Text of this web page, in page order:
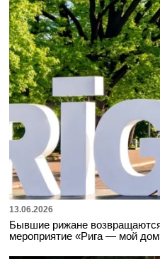
13.06.2026
Бывшие рижане
мероприятие «Рига — мой